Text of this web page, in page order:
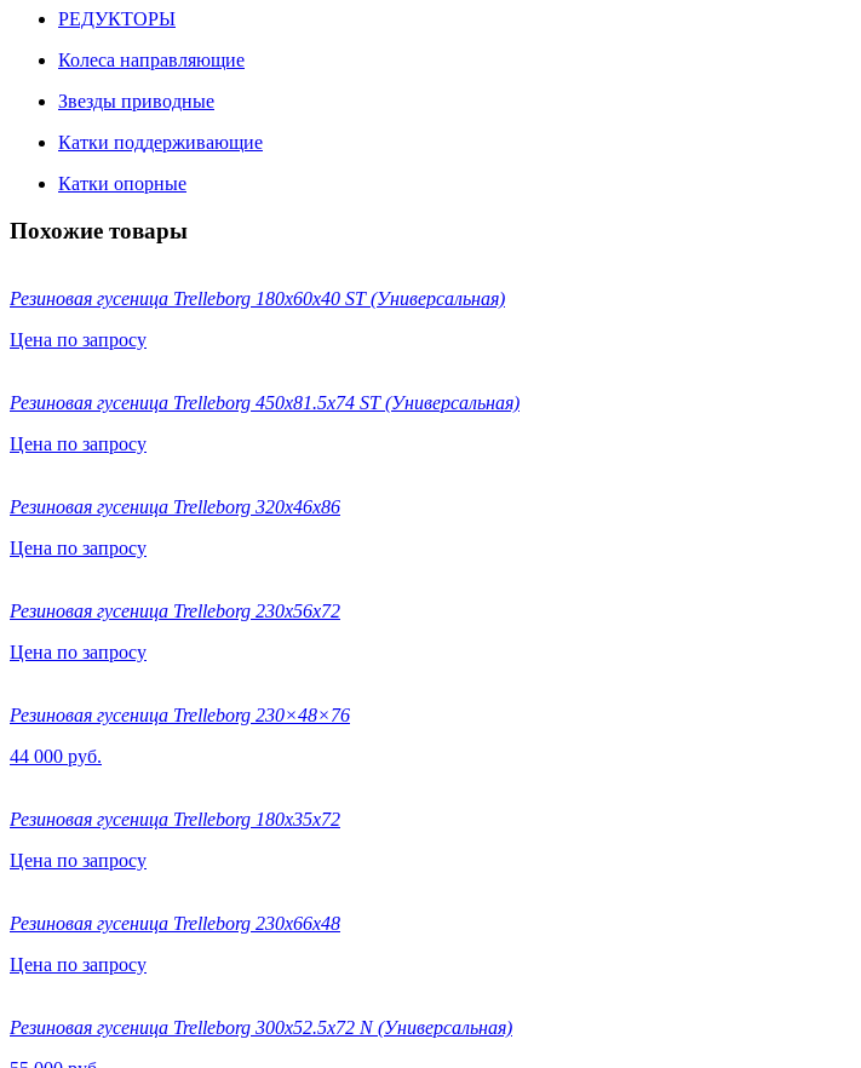
РЕДУКТОРЫ
Колеса направляющие
Звезды приводные
Катки поддерживающие
Катки опорные
Похожие товары
Резиновая гусеница Trelleborg 180х60х40 ST (Универсальная)
Цена по запросу
Резиновая гусеница Trelleborg 450х81.5х74 ST (Универсальная)
Цена по запросу
Резиновая гусеница Trelleborg 320x46x86
Цена по запросу
Резиновая гусеница Trelleborg 230x56x72
Цена по запросу
Резиновая гусеница Trelleborg 230×48×76
44 000 руб.
Резиновая гусеница Trelleborg 180x35x72
Цена по запросу
Резиновая гусеница Trelleborg 230x66x48
Цена по запросу
Резиновая гусеница Trelleborg 300х52.5х72 N (Универсальная)